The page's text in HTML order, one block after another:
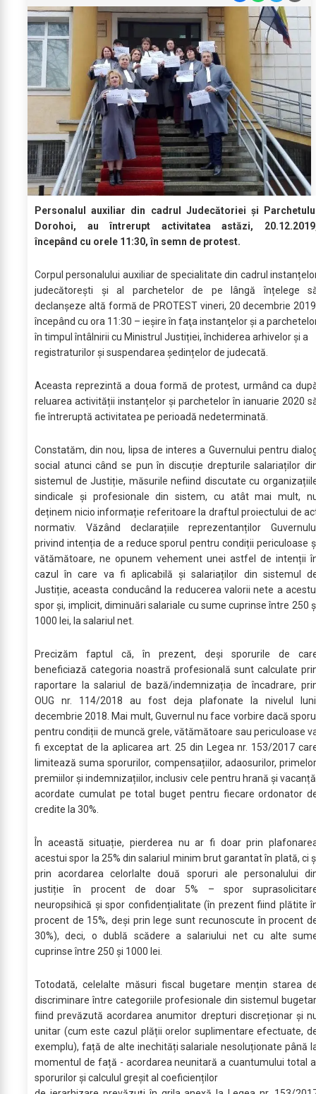
Personalul auxiliar din cadrul Judecătoriei și
Dorohoi, au întrerupt activitatea astăzi,
începând cu orele 11:30, în semn de protest.
Corpul personalului auxiliar de specialitate din cadrul
judecătorești şi al parchetelor de pe lângă înțelege
declanșeze altă formă de PROTEST vineri, 20 decembrie
începând cu ora 11:30 – ieşire în faţa instanţelor şi a
în timpul întâlnirii cu Ministrul Justiției, închiderea arhivelor și a
registraturilor și suspendarea ședințelor de judecată.
Aceasta reprezintă a doua formă de protest, urmând ca
reluarea activității instanțelor și parchetelor în ianuarie 2020
fie întreruptă activitatea pe perioadă nedeterminată.
Constatăm, din nou, lipsa de interes a Guvernului pentru
social atunci când se pun în discuție drepturile salariaților
sistemul de Justiție, măsurile nefiind discutate cu
sindicale și profesionale din sistem, cu atât mai mult,
deținem nicio informație referitoare la draftul proiectului de
normativ. Văzând declarațiile reprezentanților
privind intenția de a reduce sporul pentru condiții periculoase
vătămătoare, ne opunem vehement unei astfel de intenții
cazul în care va fi aplicabilă şi salariaților din sistemul
Justiție, aceasta conducând la reducerea valorii nete a
spor și, implicit, diminuări salariale cu sume cuprinse între 250
1000 lei, la salariul net.
Precizăm faptul că, în prezent, deși sporurile de
beneficiază categoria noastră profesională sunt calculate
raportare la salariul de bază/indemnizația de încadrare,
OUG nr. 114/2018 au fost deja plafonate la nivelul
decembrie 2018. Mai mult, Guvernul nu face vorbire dacă
pentru condiții de muncă grele, vătămătoare sau periculoase
fi exceptat de la aplicarea art. 25 din Legea nr. 153/2017
limitează suma sporurilor, compensațiilor, adaosurilor,
premiilor şi indemnizațiilor, inclusiv cele pentru hrană şi
acordate cumulat pe total buget pentru fiecare ordonator
credite la 30%.
În această situație, pierderea nu ar fi doar prin
acestui spor la 25% din salariul minim brut garantat în plată, ci
prin acordarea celorlalte două sporuri ale personalului
justiție în procent de doar 5% – spor
neuropsihică și spor confidențialitate (în prezent fiind plătite
procent de 15%, deși prin lege sunt recunoscute în procent
30%), deci, o dublă scădere a salariului net cu alte
cuprinse între 250 și 1000 lei.
Totodată, celelalte măsuri fiscal bugetare mențin starea
discriminare între categoriile profesionale din sistemul
fiind prevăzută acordarea anumitor drepturi discreționar și
unitar (cum este cazul plății orelor suplimentare efectuate,
exemplu), față de alte inechități salariale nesoluționate până
momentul de față - acordarea neunitară a cuantumului total
sporurilor și calculul greșit al coeficienților